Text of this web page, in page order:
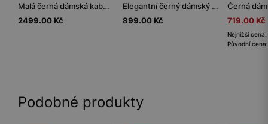
Malá černá dámská kabelka z lícové kůže
2499.00 Kč
Elegantní černý dámský pásek z kvalitní kůže
899.00 Kč
719.00 Kč
Nejnižší
Původní
Podobné produkty